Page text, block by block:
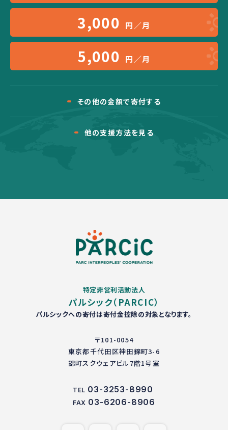
3,000 円／月
5,000 円／月
その他の金額で寄付する
他の支援方法を見る
特定非営利活動法人
パルシック（PARCIC）
パルシックへの寄付は寄付金控除の対象となります。
〒101-0054
東京都千代田区神田錦町3-6
錦町スクウェアビル7階1号室
TEL 03-3253-8990
FAX 03-6206-8906